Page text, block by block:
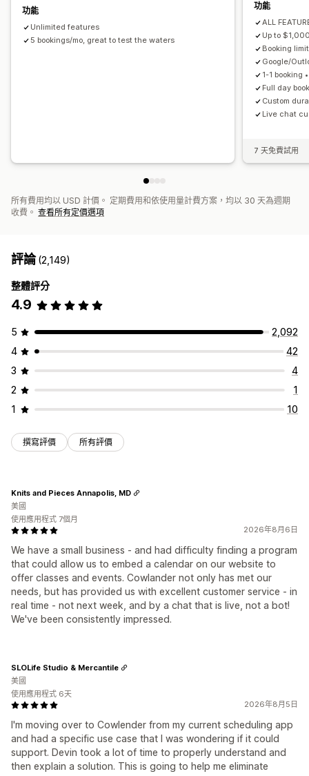
功能
Unlimited features
5 bookings/mo, great to test the waters
功能
ALL
Up to
Booking
Google/
1-1 booking
Full day
Custom
Live chat
7 天免費試用
所有費用均以 USD 計價。 定期費用和依使用量計費方案，均以 30 天為週期
收費。 查看所有定價選項
評論(2,149)
整體評分
4.9
5
2,092
4
42
3
4
2
1
1
10
撰寫評價 所有評價
2026年8月6日
We have a small business - and had difficulty finding a program
that could allow us to embed a calendar on our website to
offer classes and events. Cowlander not only has met our
needs, but has provided us with excellent customer service - in
real time - not next week, and by a chat that is live, not a bot!
We've been consistently impressed.
Knits and Pieces Annapolis, MD
美國
使用應用程式 7個月
2026年8月5日
I'm moving over to Cowlender from my current scheduling app
and had a specific use case that I was wondering if it could
support. Devin took a lot of time to properly understand and
then explain a solution. This is going to help me eliminate
SLOLife Studio & Mercantile
美國
使用應用程式 6天